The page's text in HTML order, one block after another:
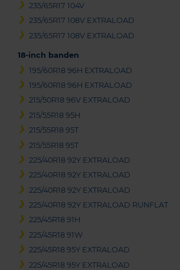
235/65R17 104V
235/65R17 108V EXTRALOAD
235/65R17 108V EXTRALOAD
18-inch banden
195/60R18 96H EXTRALOAD
195/60R18 96H EXTRALOAD
215/50R18 96V EXTRALOAD
215/55R18 95H
215/55R18 95T
215/55R18 95T
225/40R18 92Y EXTRALOAD
225/40R18 92Y EXTRALOAD
225/40R18 92Y EXTRALOAD
225/40R18 92Y EXTRALOAD RUNFLAT
225/45R18 91H
225/45R18 91W
225/45R18 95Y EXTRALOAD
225/45R18 95Y EXTRALOAD